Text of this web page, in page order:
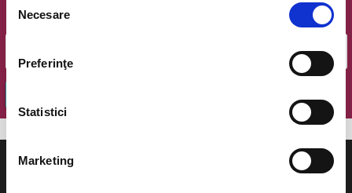
consimțământului
Necesare
Preferinţe
Statistici
Marketing
Email